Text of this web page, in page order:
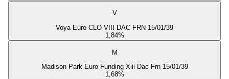
V
Voya Euro CLO VIII DAC FRN 15/01/39
1,84%
M
Madison Park Euro Funding Xiii Dac Frn 15/01/39
1,68%